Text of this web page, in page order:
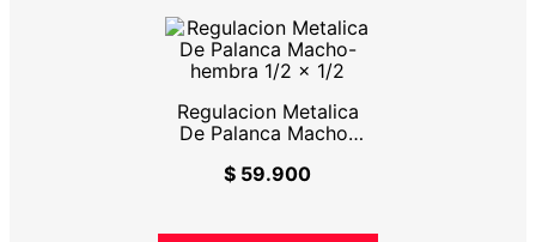
Regulacion Metalica
De Palanca Macho-
$ 59.900